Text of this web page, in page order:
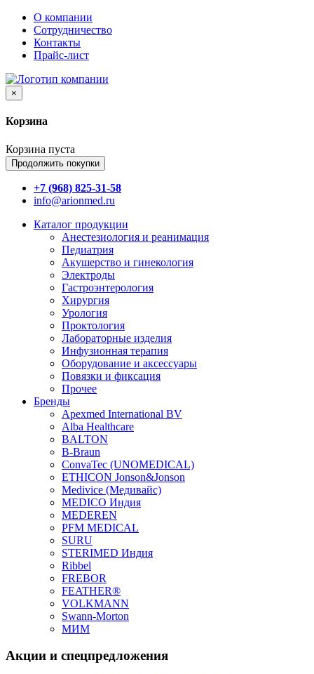
О компании
Сотрудничество
Контакты
Прайс-лист
×
Корзина
Корзина пуста
Продолжить покупки
+7 (968) 825-31-58
info@arionmed.ru
Каталог продукции
Анестезиология и реанимация
Педиатрия
Акушерство и гинекология
Электроды
Гастроэнтерология
Хирургия
Урология
Проктология
Лабораторные изделия
Инфузионная терапия
Оборудование и аксессуары
Повязки и фиксация
Прочее
Бренды
Apexmed International BV
Alba Healthcare
BALTON
B-Braun
ConvaTec (UNOMEDICAL)
ETHICON Jonson&Jonson
Medivice (Медивайс)
MEDICO Индия
MEDEREN
PFM MEDICAL
SURU
STERIMED Индия
Ribbel
FREBOR
FEATHER®
VOLKMANN
Swann-Morton
МИМ
Акции и спецпредложения